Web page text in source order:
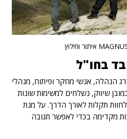
בחו"ל
הנהלה, אנשי מחקר ופיתוח, מנהלי
שיווק, נשלחים למשימות שונות
תקלות לאורך הדרך. על מנת
מקדימה בכדי לאפשר תגובה